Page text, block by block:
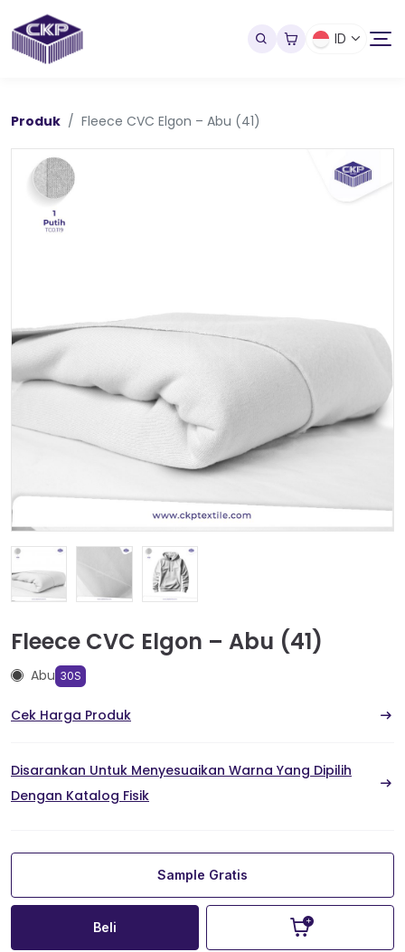
ID
Produk Fleece CVC Elgon – Abu (41)
Fleece CVC Elgon – Abu (41)
Abu 30S
Cek Harga Produk
Disarankan Untuk Menyesuaikan Warna Yang Dipilih
Dengan Katalog Fisik
Sample Gratis
Beli